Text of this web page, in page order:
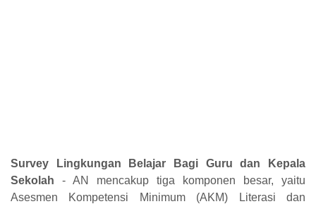
Survey Lingkungan Belajar Bagi Guru dan Kepala
Sekolah - AN mencakup tiga komponen besar, yaitu
Asesmen Kompetensi Minimum (AKM) Literasi dan